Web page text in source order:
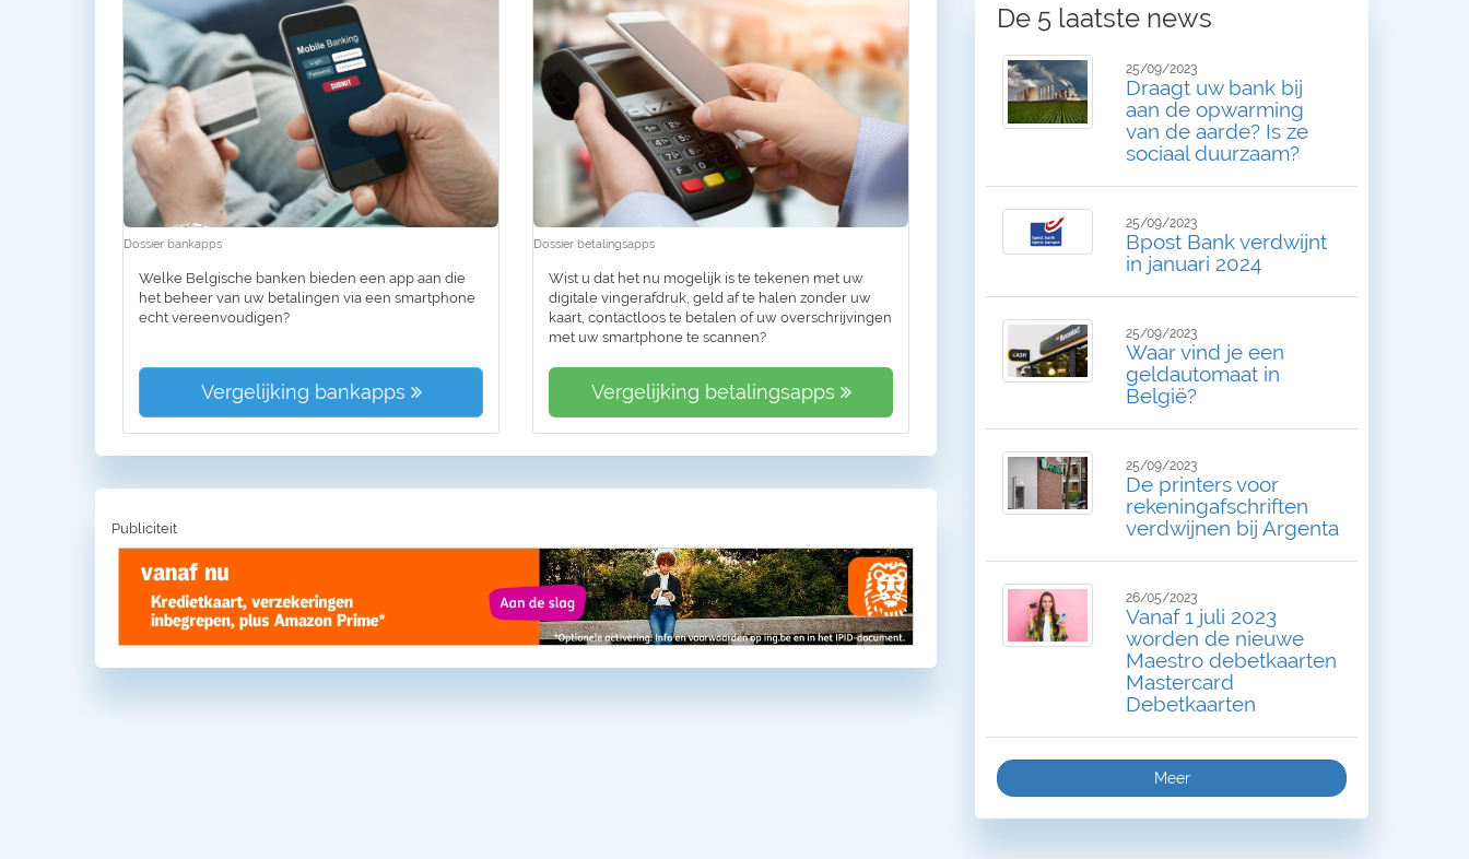
Dossier bankapps
Welke Belgische banken bieden een app aan die
het beheer van uw betalingen via een smartphone
echt vereenvoudigen?
Vergelijking bankapps
Dossier betalingsapps
Wist u dat het nu mogelijk is te tekenen met uw
digitale vingerafdruk, geld af te halen zonder uw
kaart, contactloos te betalen of uw overschrijvingen
met uw smartphone te scannen?
Vergelijking betalingsapps
Publiciteit
De 5 laatste news
25/09/2023
Draagt uw bank bij
aan de opwarming
van de aarde? Is ze
sociaal duurzaam?
25/09/2023
Bpost Bank verdwijnt
in januari 2024
25/09/2023
Waar vind je een
geldautomaat in
België?
25/09/2023
De printers voor
rekeningafschriften
verdwijnen bij Argenta
26/05/2023
Vanaf 1 juli 2023
worden de nieuwe
Maestro debetkaarten
Mastercard
Debetkaarten
Meer